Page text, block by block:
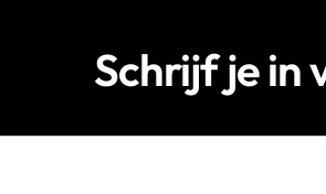
Schrijf je in